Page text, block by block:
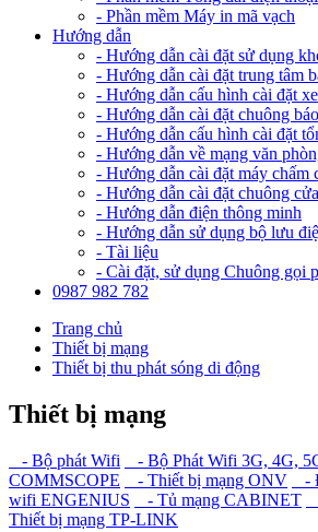
- Phần mềm Máy in mã vạch
Hướng dẫn
- Hướng dẫn cài đặt sử dụng
- Hướng dẫn cài đặt trung tâm
- Hướng dẫn cấu hình cài đặt
- Hướng dẫn cài đặt chuông
- Hướng dẫn cấu hình cài đặt
- Hướng dẫn về mạng văn
- Hướng dẫn cài đặt máy chấm
- Hướng dẫn cài đặt chuông cửa
- Hướng dẫn điện thông minh
- Hướng dẫn sử dụng bộ lưu
- Tài liệu
- Cài đặt, sử dụng Chuông gọi
0987 982 782
Trang chủ
Thiết bị mạng
Thiết bị thu phát sóng di động
Thiết bị mạng
- Bộ phát Wifi - Bộ Phát Wifi 3G, 4G,
COMMSCOPE
- Thiết bị mạng ONV -
wifi ENGENIUS
- Tủ mạng CABINET
Thiết bị mạng TP-LINK